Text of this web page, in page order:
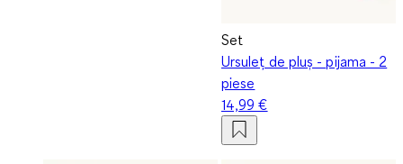
Set
Ursuleț de pluș - pijama - 2
piese
14,99 €